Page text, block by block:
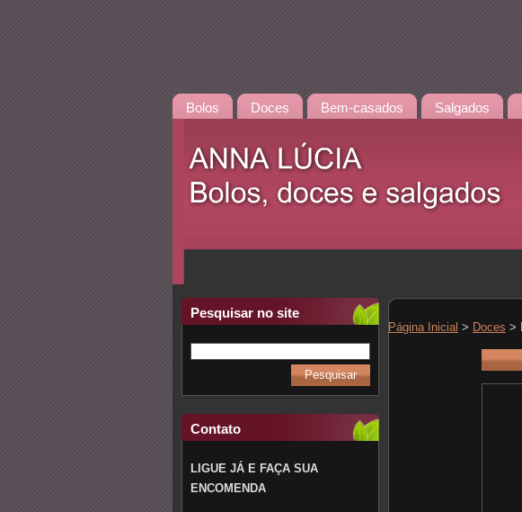
Bolos Doces Bem-casados Salgados
Pesquisar no site
Contato
LIGUE JÁ E FAÇA SUA
ENCOMENDA
Página Inicial > Doces >